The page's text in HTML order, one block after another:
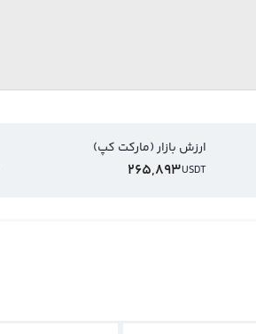
ارزش بازار (مارکت کپ)
USDT
265,893